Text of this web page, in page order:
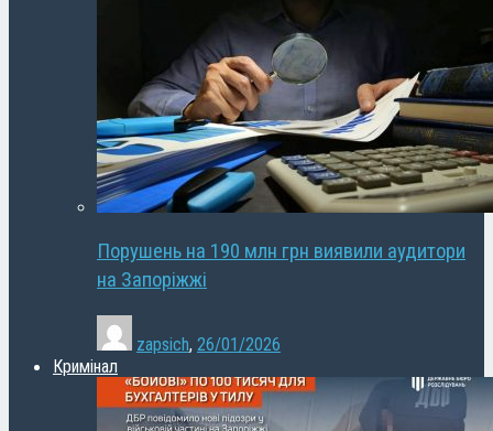
Порушень на 190 млн грн виявили аудитори
на Запоріжжі
zapsich, 26/01/2026
Кримінал